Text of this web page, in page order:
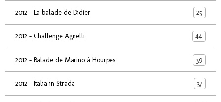
2012 - La balade de Didier 25
2012 - Challenge Agnelli 44
2012 - Balade de Marino à Hourpes 39
2012 - Italia in Strada 37